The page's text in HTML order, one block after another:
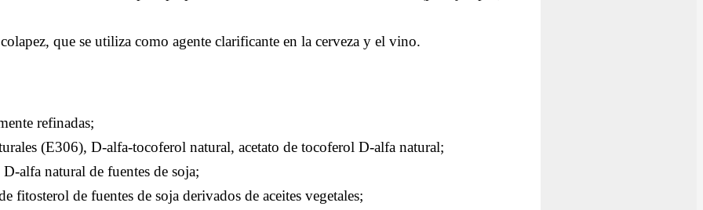
que se utiliza como agente clarificante en la cerveza y el vino.
refinadas;
(E306), D-alfa-tocoferol natural, acetato de tocoferol D-alfa natural;
alfa natural de fuentes de soja;
fitosterol de fuentes de soja derivados de aceites vegetales;